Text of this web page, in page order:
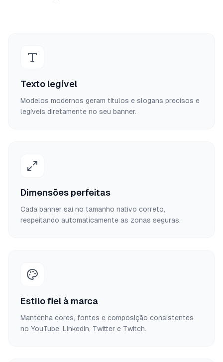
Texto legível
Modelos modernos geram títulos e slogans precisos e
legíveis diretamente no seu banner.
Dimensões perfeitas
Cada banner sai no tamanho nativo correto,
respeitando automaticamente as zonas seguras.
Estilo fiel à marca
Mantenha cores, fontes e composição consistentes
no YouTube, LinkedIn, Twitter e Twitch.